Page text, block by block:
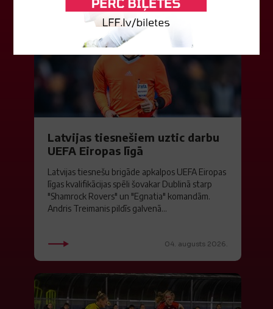
Latvijas tiesnešiem uztic darbu
UEFA Eiropas līgā
Latvijas tiesnešu brigāde apkalpos UEFA Eiropas
līgas kvalifikācijas spēli šovakar Dublinā starp
"Shamrock Rovers" un "Egnatia" komandām.
Andris Treimanis pildīs galvenā...
04. augusts 2026.